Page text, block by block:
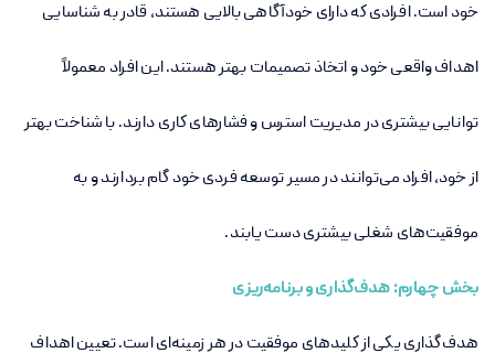
خود است. افرادی که دارای خودآگاهی بالایی هستند، قادر به شناسایی
اهداف واقعی خود و اتخاذ تصمیمات بهتر هستند. این افراد معمولاً
توانایی بیشتری در مدیریت استرس و فشارهای کاری دارند. با شناخت بهتر
از خود، افراد می‌توانند در مسیر توسعه فردی خود گام بردارند و به
موفقیت‌های شغلی بیشتری دست یابند.
بخش چهارم: هدف‌گذاری و برنامه‌ریزی
هدف‌گذاری یکی از کلیدهای موفقیت در هر زمینه‌ای است. تعیین اهداف